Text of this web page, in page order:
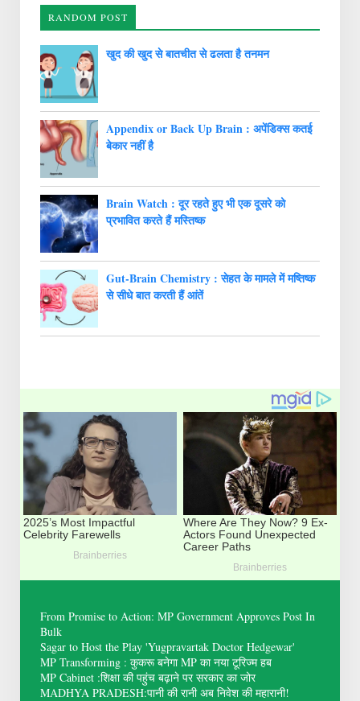
RANDOM POST
खुद की खुद से बातचीत से ढलता है तनमन
Appendix or Back Up Brain : अपेंडिक्स कतई
बेकार नहीं है
Brain Watch : दूर रहते हुए भी एक दूसरे को
प्रभावित करते हैं मस्तिष्क
Gut-Brain Chemistry : सेहत के मामले में मष्तिष्क
से सीधे बात करती हैं आंतें
From Promise to Action: MP Government Approves Post In
Bulk
Sagar to Host the Play 'Yugpravartak Doctor Hedgewar'
MP Transforming : कुकरू बनेगा MP का नया टूरिज्म हब
MP Cabinet :शिक्षा की पहुंच बढ़ाने पर सरकार का जोर
MADHYA PRADESH:पानी की रानी अब निवेश की महारानी!